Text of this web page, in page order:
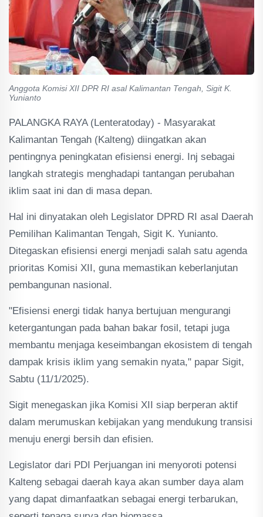
Anggota Komisi XII DPR RI asal Kalimantan Tengah, Sigit K.
Yunianto
PALANGKA RAYA (Lenteratoday) - Masyarakat
Kalimantan Tengah (Kalteng) diingatkan akan
pentingnya peningkatan efisiensi energi. Inj sebagai
langkah strategis menghadapi tantangan perubahan
iklim saat ini dan di masa depan.
Hal ini dinyatakan oleh Legislator DPRD RI asal Daerah
Pemilihan Kalimantan Tengah, Sigit K. Yunianto.
Ditegaskan efisiensi energi menjadi salah satu agenda
prioritas Komisi XII, guna memastikan keberlanjutan
pembangunan nasional.
"Efisiensi energi tidak hanya bertujuan mengurangi
ketergantungan pada bahan bakar fosil, tetapi juga
membantu menjaga keseimbangan ekosistem di tengah
dampak krisis iklim yang semakin nyata," papar Sigit,
Sabtu (11/1/2025).
Sigit menegaskan jika Komisi XII siap berperan aktif
dalam merumuskan kebijakan yang mendukung transisi
menuju energi bersih dan efisien.
Legislator dari PDI Perjuangan ini menyoroti potensi
Kalteng sebagai daerah kaya akan sumber daya alam
yang dapat dimanfaatkan sebagai energi terbarukan,